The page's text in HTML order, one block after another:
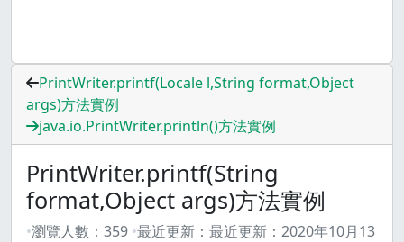
PrintWriter.printf(Locale l,String format,Object
args)方法實例
java.io.PrintWriter.println()方法實例
PrintWriter.printf(String
format,Object args)方法實例
瀏覽人數： 359 最近更新： 最近更新： 2020年10月13